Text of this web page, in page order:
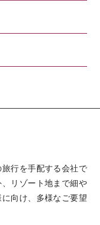
行を手配する会社で
リゾート地まで細や
向け、多様なご要望